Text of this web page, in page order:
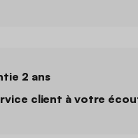
2 ans
client à votre